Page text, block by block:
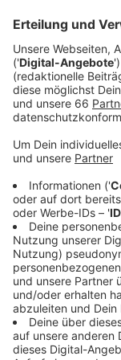
Anzeige
LOI ist mit der
Weeknd ein
Single "Gold",
mit jungen 21
Markt, die
Enough". Wir
sprechen mit ihr
Song und was
so plant.
Anzeige